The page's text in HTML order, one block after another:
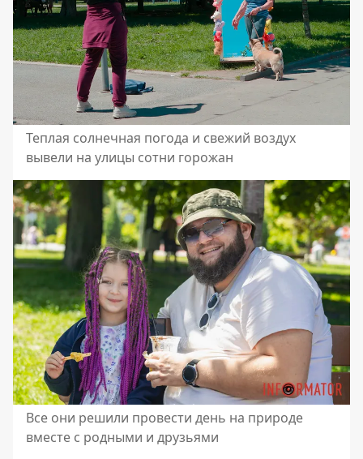
Теплая солнечная погода и свежий воздух
вывели на улицы сотни горожан
Все они решили провести день на природе
вместе с родными и друзьями